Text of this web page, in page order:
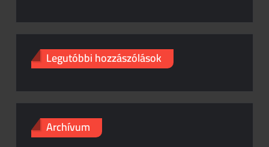
Legutóbbi hozzászólások
Archívum